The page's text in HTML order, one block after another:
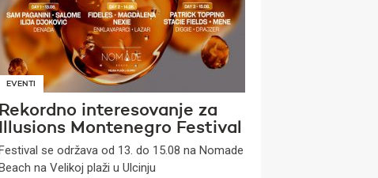
EVENTI
Rekordno interesovanje za
Illusions Montenegro Festival
se održava od 13. do 15.08 na Nomade
na Velikoj plaži u Ulcinju